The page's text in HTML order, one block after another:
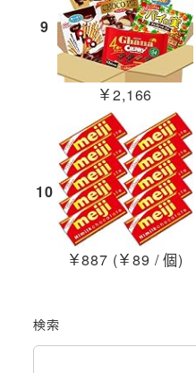
9
￥2,166
10
￥887 (￥89 / 個)
検索